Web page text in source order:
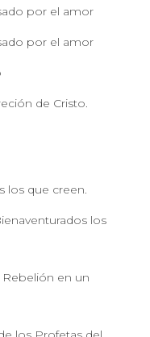
por el amor
por el amor
de Cristo.
los que creen.
los
Rebelión en un